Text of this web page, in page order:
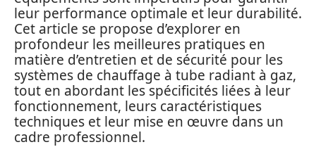
leur performance optimale et leur durabilité.
Cet article se propose d’explorer en
profondeur les meilleures pratiques en
matière d’entretien et de sécurité pour les
systèmes de chauffage à tube radiant à gaz,
tout en abordant les spécificités liées à leur
fonctionnement, leurs caractéristiques
techniques et leur mise en œuvre dans un
cadre professionnel.